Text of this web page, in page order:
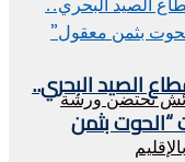
الصيد البحري..
بثمن